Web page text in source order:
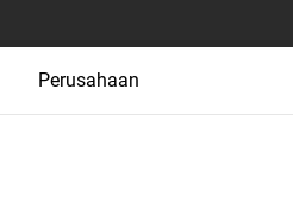
Perusahaan